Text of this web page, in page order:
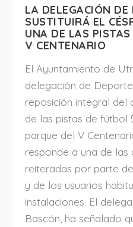
LA DELEGACIÓN DE
SUSTITUIRÁ EL
UNA DE LAS
V CENTENARIO
El Ayuntamiento de
delegación de
reposición integral del
de las pistas de fútbol
parque del V
responde a una de las
reiteradas por parte
y de los usuarios
instalaciones. El
Bascón, ha señalado